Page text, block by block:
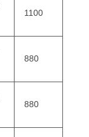
1100
880
880